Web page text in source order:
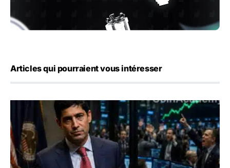
Articles qui pourraient vous intéresser
Emploi américain : 23 000 postes détruits en juillet, les